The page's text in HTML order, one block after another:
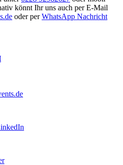
könnt Ihr uns auch per E-Mail
oder perWhatsApp Nachricht